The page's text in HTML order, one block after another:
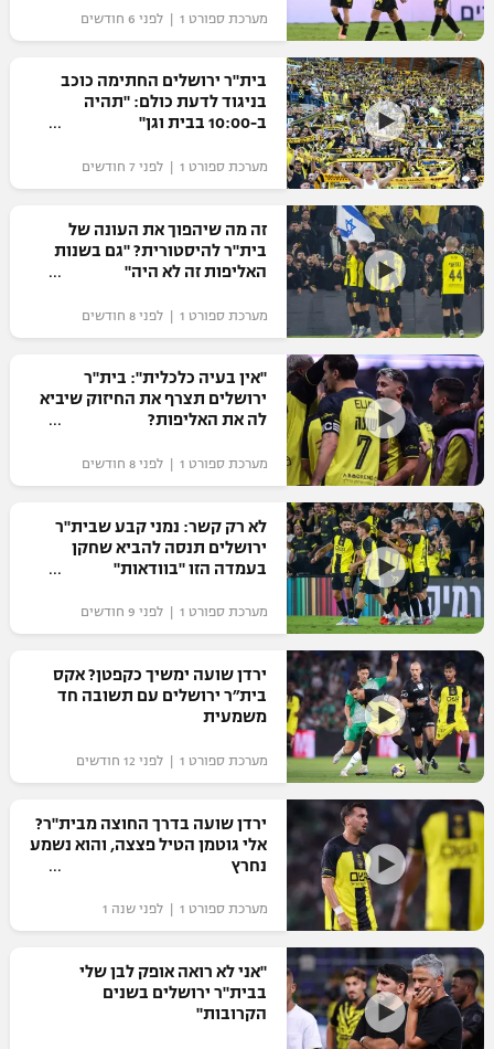
"מחצית בשכונה" – פודקאסט
משתתפים וזוכים בפרסים
תקנון משתתפים וזוכים בפרסים
תקנון עבור פעילות אלקטרה
תקנון עבור פעילות ספורט 1 – "מרלן"
טניס
גיימינג E-Sports
תנאי שימוש
מדיניות פרטיות
תקנון פעילות ספורט 1
רשיון להקרנה פומבית לבית עסק
הצטרפות לחבילת הערוצים
לוח דרושים – ג'ובנט
תגיות
המגזין
אופניים
ספורט מוטורי
כדורמים
פוטבול אמריקאי NFL
בייסבול MLB
ספורט אתגרי ואקסטרים
אומנויות לחימה
גיימינג E-Sports
מערכת ספורט 1 | לפני 6 חודשים
בית"ר ירושלים החתימה כוכב
בניגוד לדעת כולם: "תהיה
ב-10:00 בבית וגן"
מערכת ספורט 1 | לפני 7 חודשים
זה מה שיהפוך את העונה של
בית"ר להיסטורית? "גם בשנות
האליפות זה לא היה"
מערכת ספורט 1 | לפני 8 חודשים
"אין בעיה כלכלית": בית"ר
ירושלים תצרף את החיזוק שיביא
לה את האליפות?
מערכת ספורט 1 | לפני 8 חודשים
לא רק קשר: נמני קבע שבית"ר
ירושלים תנסה להביא שחקן
בעמדה הזו "בוודאות"
מערכת ספורט 1 | לפני 9 חודשים
ירדן שועה ימשיך כקפטן? אקס
בית״ר ירושלים עם תשובה חד
משמעית
מערכת ספורט 1 | לפני 12 חודשים
ירדן שועה בדרך החוצה מבית"ר?
אלי גוטמן הטיל פצצה, והוא נשמע
נחרץ
מערכת ספורט 1 | לפני שנה 1
"אני לא רואה אופק לבן שלי
בבית"ר ירושלים בשנים
הקרובות"